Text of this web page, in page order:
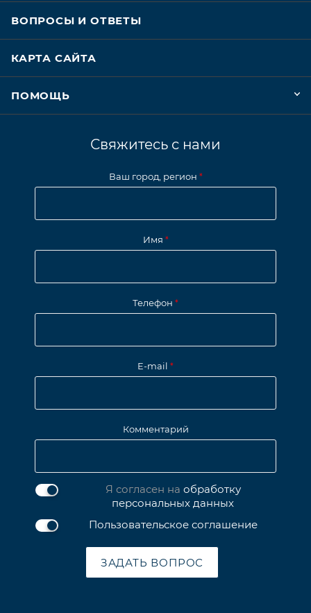
ВОПРОСЫ И ОТВЕТЫ
КАРТА САЙТА
ПОМОЩЬ
Свяжитесь с нами
Ваш город, регион *
Имя *
Телефон *
E-mail *
Комментарий
Я согласен на обработку
персональных данных
Пользовательское соглашение
ЗАДАТЬ ВОПРОС